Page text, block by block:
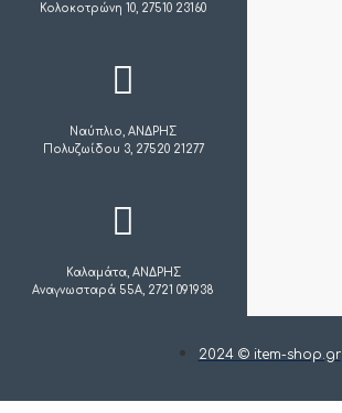
Κολοκοτρώνη 10, 27510 23160
Ναύπλιο, ΑΝΔΡΗΣ
Πολυζωίδου 3, 27520 21277
Καλαμάτα, ΑΝΔΡΗΣ
Αναγνωσταρά 55Α, 2721 091938
2024 © item-shop.gr